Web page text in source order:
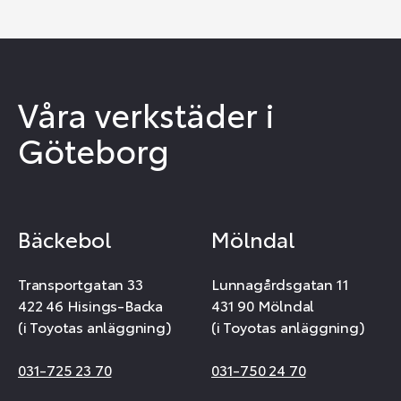
Våra verkstäder i
Göteborg
Bäckebol
Transportgatan 33
422 46 Hisings-Backa
(i Toyotas anläggning)
031-725 23 70
Mölndal
Lunnagårdsgatan 11
431 90 Mölndal
(i Toyotas anläggning)
031-750 24 70